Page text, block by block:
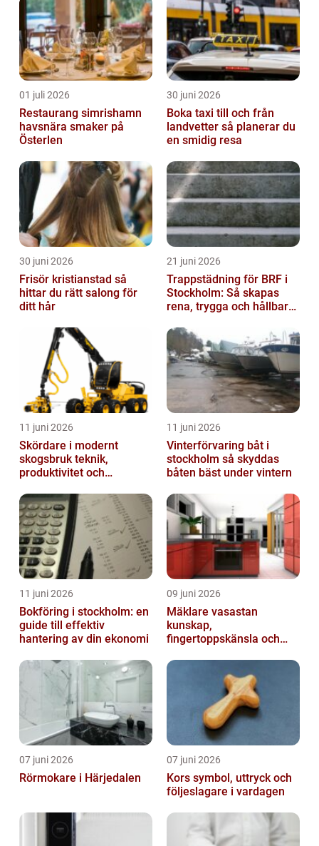
01 juli 2026
Restaurang simrishamn
havsnära smaker på
Österlen
30 juni 2026
Boka taxi till och från
landvetter så planerar du
en smidig resa
30 juni 2026
Frisör kristianstad så
hittar du rätt salong för
ditt hår
21 juni 2026
Trappstädning för BRF i
Stockholm: Så skapas
rena, trygga och hållbara
11 juni 2026
Skördare i modernt
skogsbruk teknik,
produktivitet och
11 juni 2026
Vinterförvaring båt i
stockholm så skyddas
båten bäst under vintern
11 juni 2026
Bokföring i stockholm: en
guide till effektiv
hantering av din ekonomi
09 juni 2026
Mäklare vasastan
kunskap,
fingertoppskänsla och
07 juni 2026
Rörmokare i Härjedalen
07 juni 2026
Kors symbol, uttryck och
följeslagare i vardagen